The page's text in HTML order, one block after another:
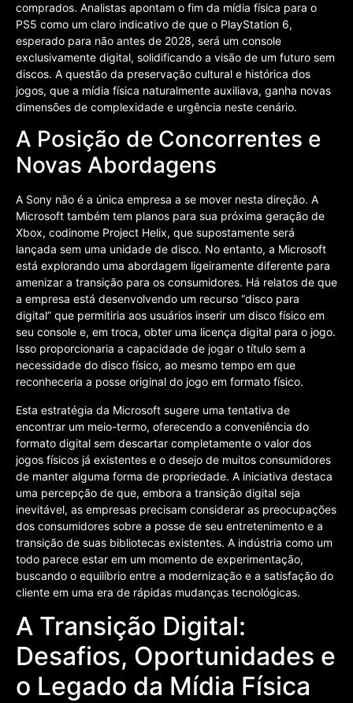
comprados. Analistas apontam o fim da mídia física para o
PS5 como um claro indicativo de que o PlayStation 6,
esperado para não antes de 2028, será um console
exclusivamente digital, solidificando a visão de um futuro sem
discos. A questão da preservação cultural e histórica dos
jogos, que a mídia física naturalmente auxiliava, ganha novas
dimensões de complexidade e urgência neste cenário.
A Posição de Concorrentes e
Novas Abordagens
A Sony não é a única empresa a se mover nesta direção. A
Microsoft também tem planos para sua próxima geração de
Xbox, codinome Project Helix, que supostamente será
lançada sem uma unidade de disco. No entanto, a Microsoft
está explorando uma abordagem ligeiramente diferente para
amenizar a transição para os consumidores. Há relatos de que
a empresa está desenvolvendo um recurso “disco para
digital” que permitiria aos usuários inserir um disco físico em
seu console e, em troca, obter uma licença digital para o jogo.
Isso proporcionaria a capacidade de jogar o título sem a
necessidade do disco físico, ao mesmo tempo em que
reconheceria a posse original do jogo em formato físico.
Esta estratégia da Microsoft sugere uma tentativa de
encontrar um meio-termo, oferecendo a conveniência do
formato digital sem descartar completamente o valor dos
jogos físicos já existentes e o desejo de muitos consumidores
de manter alguma forma de propriedade. A iniciativa destaca
uma percepção de que, embora a transição digital seja
inevitável, as empresas precisam considerar as preocupações
dos consumidores sobre a posse de seu entretenimento e a
transição de suas bibliotecas existentes. A indústria como um
todo parece estar em um momento de experimentação,
buscando o equilíbrio entre a modernização e a satisfação do
cliente em uma era de rápidas mudanças tecnológicas.
A Transição Digital:
Desafios, Oportunidades e
o Legado da Mídia Física